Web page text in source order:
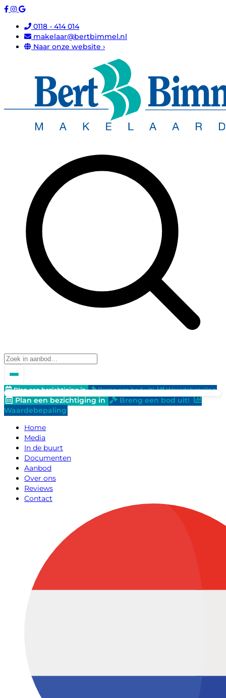
0118 - 414 014
makelaar@bertbimmel.nl
Naar onze website ›
Plan een bezichtiging in Breng een bod uit! Waardebepaling
Plan een bezichtiging in
Breng een bod uit!
Waardebepaling
Home
Media
In de buurt
Documenten
Aanbod
Over ons
Reviews
Contact